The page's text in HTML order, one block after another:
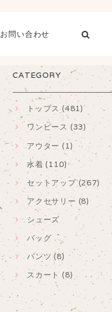
お問い合わせ
CATEGORY
トップス (481)
ワンピース (33)
アウター (1)
水着 (110)
セットアップ (267)
アクセサリー (8)
シューズ
バッグ
パンツ (8)
スカート (8)